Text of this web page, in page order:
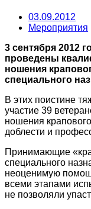
03.09.2012
Мероприятия
3 сентября 2012
проведены
ношения
специального
В этих поистине
участие 39
ношения
доблести и
Принимающие
специального
неоценимую
всеми этапами
не позволяли